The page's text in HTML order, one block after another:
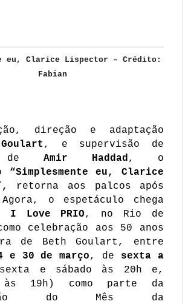
eu, Clarice Lispector – Crédito:
Fabian
direção e adaptação
, e supervisão de
de Amir Haddad , o
“Simplesmente eu, Clarice
retorna aos palcos após
o espetáculo chega
I Love PRIO, no Rio de
celebração aos 50 anos
de Beth Goulart, entre
e 30 de março, de sexta a
e sábado às 20h e,
às 19h) como parte da
do Mês da